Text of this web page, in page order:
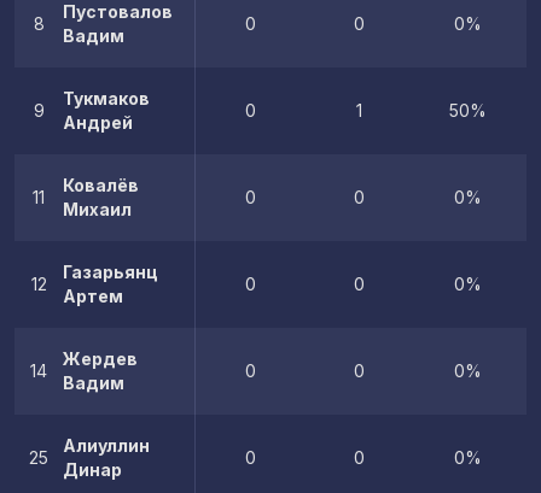
8
Пустовалов
Вадим
0 0 0%
9
Тукмаков
Андрей
0 1 50%
11
Ковалёв
Михаил
0 0 0%
12
Газарьянц
Артем
0 0 0%
14
Жердев
Вадим
0 0 0%
25
Алиуллин
Динар
0 0 0%